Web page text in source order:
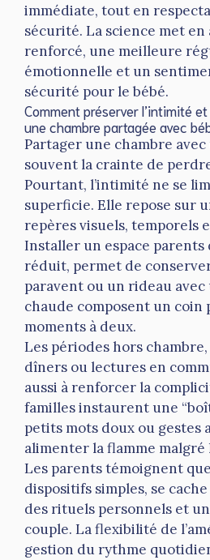
immédiate, tout en
sécurité. La science met
renforcé, une meilleure
émotionnelle et un
sécurité pour le bébé.
Comment préserver l’intimité
une chambre partagée avec
Partager une chambre
souvent la crainte de
Pourtant, l’intimité ne se
superficie. Elle repose sur
repères visuels, temporels
Installer un espace parents
réduit, permet de
paravent ou un rideau
chaude composent un coin
moments à deux.
Les périodes hors
dîners ou lectures en
aussi à renforcer la
familles instaurent une
petits mots doux ou
alimenter la flamme malgré
Les parents témoignent
dispositifs simples, se
des rituels personnels et
couple. La flexibilité de
gestion du rythme